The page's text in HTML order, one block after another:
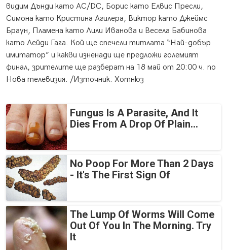
видим Дънди като AC/DC, Борис като Елвис Пресли,
Симона като Кристина Агилера, Виктор като Джеймс
Браун, Пламена като Лили Иванова и Весела Бабинова
като Лейди Гага. Кой ще спечели титлата “Най-добър
имитатор” и какви изненади ще предложи големият
финал, зрителите ще разберат на 18 май от 20:00 ч. по
Нова телевизия. /Източник: Хотнюз
Fungus Is A Parasite, And It
Dies From A Drop Of Plain...
No Poop For More Than 2 Days
- It's The First Sign Of
The Lump Of Worms Will Come
Out Of You In The Morning. Try
It